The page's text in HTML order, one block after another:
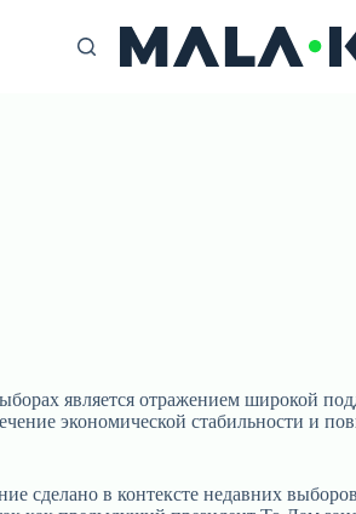
является отражением широкой
экономической стабильности и
сделано в контексте недавних